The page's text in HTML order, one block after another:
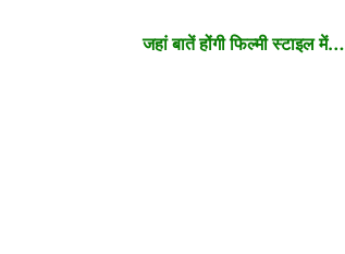
जहां बातें होंगी फिल्मी स्टाइल में…